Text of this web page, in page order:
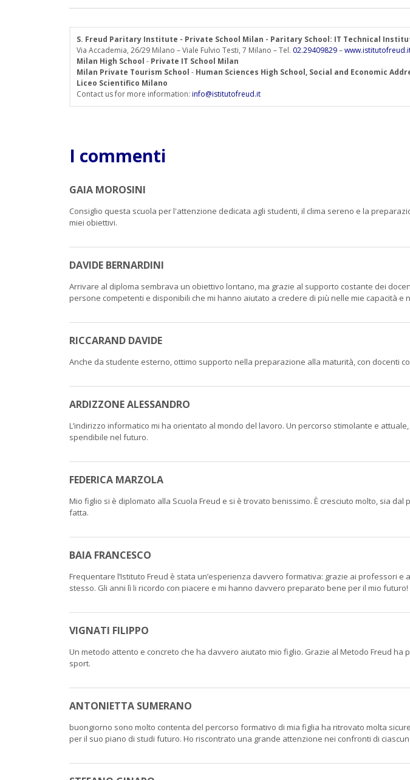
S. Freud Paritary Institute - Private School Milan - Paritary School: IT Technical
Via Accademia, 26/29 Milano – Viale Fulvio Testi, 7 Milano – Tel. 02.29409829–
Milan High School - Private IT School Milan
Milan Private Tourism School - Human Sciences High School, Social and Economic
Liceo Scientifico Milano
Contact us for more information: info@istitutofreud.it
I commenti
GAIA MOROSINI
Consiglio questa scuola per l'attenzione dedicata agli studenti, il clima sereno e la
miei obiettivi.
DAVIDE BERNARDINI
Arrivare al diploma sembrava un obiettivo lontano, ma grazie al supporto costante dei
persone competenti e disponibili che mi hanno aiutato a credere di più nelle mie capacità e
RICCARAND DAVIDE
Anche da studente esterno, ottimo supporto nella preparazione alla maturità, con docenti
ARDIZZONE ALESSANDRO
L’indirizzo informatico mi ha orientato al mondo del lavoro. Un percorso stimolante e
spendibile nel futuro.
FEDERICA MARZOLA
Mio figlio si è diplomato alla Scuola Freud e si è trovato benissimo. È cresciuto molto, sia
fatta.
BAIA FRANCESCO
Frequentare l’Istituto Freud è stata un’esperienza davvero formativa: grazie ai professori
stesso. Gli anni lì li ricordo con piacere e mi hanno davvero preparato bene per il mio futuro!
VIGNATI FILIPPO
Un metodo attento e concreto che ha davvero aiutato mio figlio. Grazie al Metodo Freud
sport.
ANTONIETTA SUMERANO
buongiorno sono molto contenta del percorso formativo di mia figlia ha ritrovato molta
per il suo piano di studi futuro. Ho riscontrato una grande attenzione nei confronti di